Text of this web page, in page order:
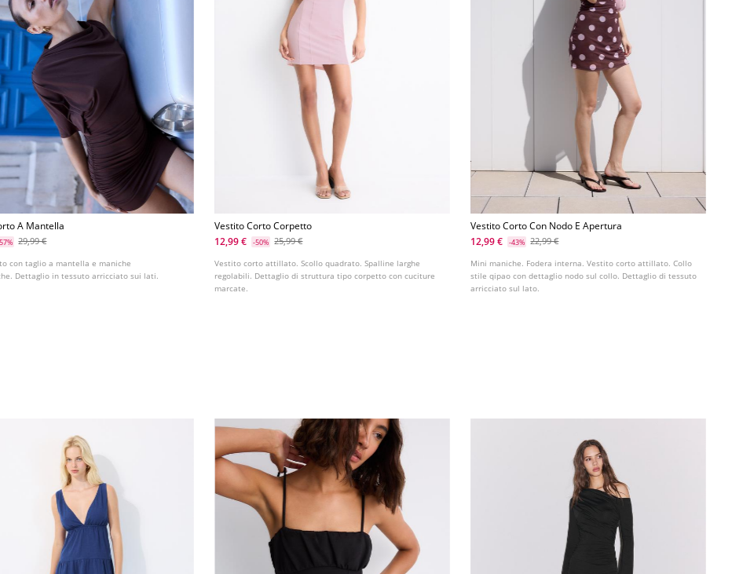
A Mantella
29,99 €
con taglio a mantella e maniche
Dettaglio in tessuto arricciato sui lati.
Vestito Corto Corpetto
12,99 €
-50% 25,99 €
Vestito corto attillato. Scollo quadrato. Spalline larghe
regolabili. Dettaglio di struttura tipo corpetto con cuciture
marcate.
Vestito Corto Con Nodo E Apertura
12,99 €
-43% 22,99 €
Mini maniche. Fodera interna. Vestito corto attillato. Collo
stile qipao con dettaglio nodo sul collo. Dettaglio di tessuto
arricciato sul lato.